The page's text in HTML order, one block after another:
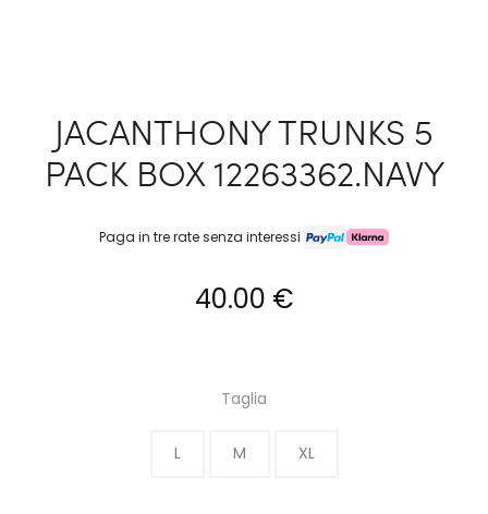
JACANTHONY TRUNKS 5
PACK BOX 12263362.NAVY
Paga in tre rate senza interessi
40.00 €
Taglia
L M XL